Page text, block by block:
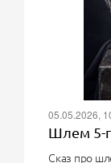
05.05.2026,
Шлем 5-
Сказ про